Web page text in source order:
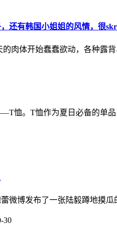
还有韩国小姐姐的风情，很skr
肉体开始蠢蠢欲动，各种露
恤。T恤作为夏日必备的单
微博发布了一张陆毅蹲地摸瓜
30